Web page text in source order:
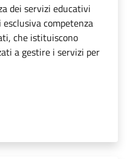
dei servizi educativi
competenza
che istituiscono
a gestire i servizi per